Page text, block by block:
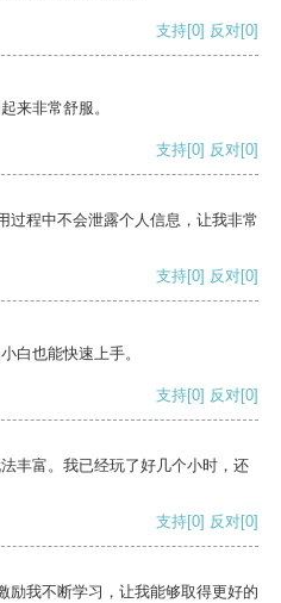
支持[0] 反对[0]
来非常舒服。
支持[0] 反对[0]
过程中不会泄露个人信息，让我非常
支持[0] 反对[0]
白也能快速上手。
支持[0] 反对[0]
丰富。我已经玩了好几个小时，还
支持[0] 反对[0]
励我不断学习，让我能够取得更好的